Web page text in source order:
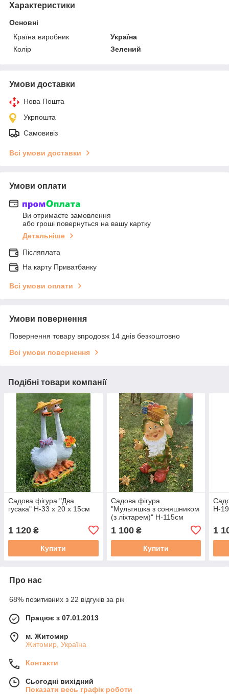
Характеристики
Основні
Країна виробник
Україна
Колір
Зелений
Умови доставки
Нова Пошта
Укрпошта
Самовивіз
Всі умови доставки
Умови оплати
Ви отримаєте замовлення
або гроші повернуться на вашу картку
Детальніше
Післяплата
На карту Приватбанку
Всі умови оплати
Умови повернення
Повернення товару впродовж 14 днів безкоштовно
Всі умови повернення
Подібні товари компанії
Садова фігура "Два
гусака" Н-33 х 20 х 15см
1 120 ₴
Купити
Садова фігура
"Мультяшка з соняшником
(з ліхтарем)" Н-115см
1 100₴
Купити
H-
1
Про нас
68% позитивних з 22 відгуків за рік
Працює з 07.01.2013
м. Житомир
Житомир, Україна
Контакти
Сьогодні вихідний
Показати весь графік роботи